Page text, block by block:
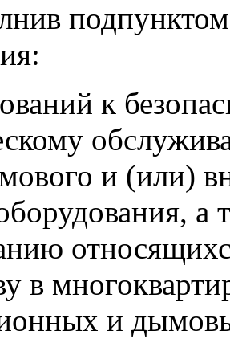
к
и (или)
а
в
и